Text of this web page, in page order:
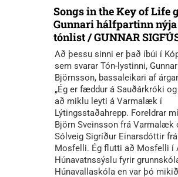
Songs in the Key of Life
Gunnari hálfpartinn
tónlist / GUNNAR
Að þessu sinni er það íbúi í
sem svarar Tón-lystinni,
Björnsson, bassaleikari af
„Ég er fæddur á Sauðárkróki
að miklu leyti á Varmalæk í
Lýtingsstaðahrepp. Foreldrar
Björn Sveinsson frá Varmalæk
Sólveig Sigríður Einarsdóttir frá
Mosfelli. Ég flutti að Mosfelli í
Húnavatnssýslu fyrir
Húnavallaskóla en var þó